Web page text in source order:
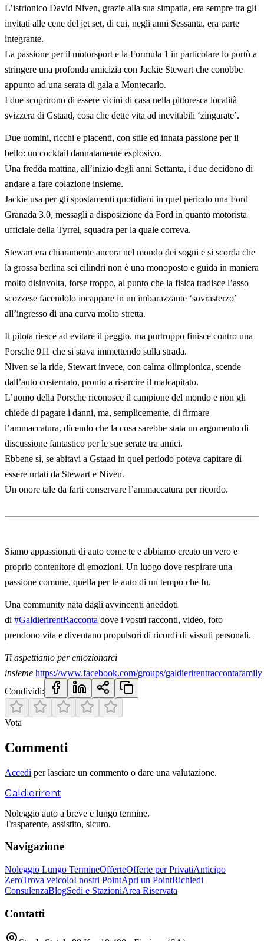
L’istrionico David Niven, grazie alla sua simpatia, era sempre tra gli
invitati alle cene del jet set, di cui, negli anni Sessanta, era parte
integrante.
La passione per il motorsport e la Formula 1 in particolare lo portò a
stringere una profonda amicizia con Jackie Stewart che conobbe
appunto ad una serata di gala a Montecarlo.
I due scoprirono di essere vicini di casa nella pittoresca località
svizzera di Gstaad, cosa che dette vita ad inevitabili ‘zingarate’.
Due uomini, ricchi e piacenti, con stile ed innata passione per il
bello: un cocktail dannatamente esplosivo.
Una fredda mattina, all’inizio degli anni Settanta, i due decidono di
andare a fare colazione insieme.
Jackie usa per gli spostamenti quotidiani in quel periodo una Ford
Granada 3.0, messagli a disposizione da Ford in quanto motorista
ufficiale della Tyrrel, squadra per la quale correva.
Stewart era chiaramente ancora nel mondo dei sogni e si scorda che
la grossa berlina sei cilindri non è una monoposto e guida in maniera
molto disinvolta, forse troppo, al punto che la fisica tradisce l’asso
scozzese facendolo incappare in un imbarazzante ‘sovrasterzo’
all’ingresso di una curva molto stretta.
Il pilota riesce ad evitare il peggio, ma purtroppo finisce contro una
Porsche 911 che si stava immettendo sulla strada.
Niven se la ride, Stewart invece, con calma olimpionica, scende
dall’auto costernato, pronto a risarcire il malcapitato.
L’uomo della Porsche riconosce il campione del mondo e non gli
chiede di pagare i danni, ma, semplicemente, di firmare
l’ammaccatura, dicendo che la cosa sarebbe stata un argomento di
discussione fantastico per le sue serate tra amici.
Ebbene sì, se abitavi a Gstaad in quel periodo poteva capitare di
essere urtati da Stewart e Niven.
Un onore tale da farti conservare l’ammaccatura per ricordo.
Siamo appassionati di auto come te e abbiamo creato un vero e
proprio contenitore di emozioni. Un luogo dove respirare una
passione comune, quella per le auto di un tempo che fu.
Una community nata dagli avvincenti aneddoti
di #GaldierirentRacconta dove i vostri racconti, video, foto
prendono vita e diventano propulsori di ricordi di vissuti personali.
Ti aspettiamo per emozionarci
insieme https://www.facebook.com/groups/galdierirentraccontafamily
Condividi:
Vota
Commenti
Accedi per lasciare un commento o dare una valutazione.
Galdierirent
Noleggio auto a breve e lungo termine.
Trasparente, assistito, sicuro.
Navigazione
Noleggio Lungo TermineOfferteOfferte per PrivatiAnticipo
ZeroTrova veicoloI nostri PointApri un PointRichiedi
ConsulenzaBlogSedi e StazioniArea Riservata
Contatti